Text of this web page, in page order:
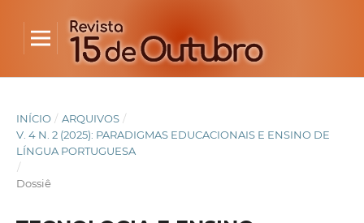
INÍCIO / ARQUIVOS /
V. 4 N. 2 (2025): PARADIGMAS EDUCACIONAIS E ENSINO DE
LÍNGUA PORTUGUESA
/
Dossiê